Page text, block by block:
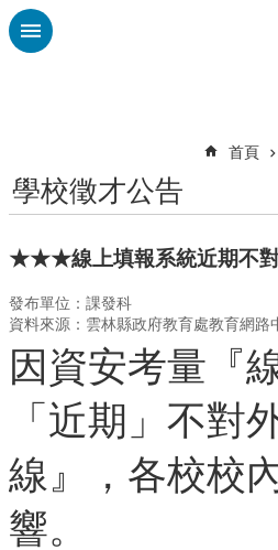
跳到主要內容區塊
校
布
告
欄
雲
林
縣
教
育
總
體
課
首頁
學校徵才公告
★★★線上填報系統近期不
發布單位：課發科
資料來源：雲林縣政府教育處教育網路
因資安考量『
「近期」不對
線』，各校校
響。